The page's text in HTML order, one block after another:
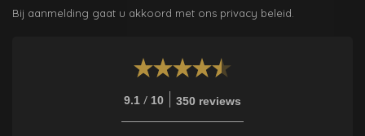
Bij aanmelding gaat u akkoord met ons privacy beleid.
9.1 / 10 350 reviews